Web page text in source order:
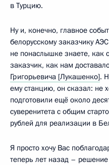
в Турцию.
Ну и, конечно, главное
белорусскому заказчику
не понаслышке знаете, как
заказчик, как нам
Григорьевича [Лукашенко].
ему станцию, он сказал: не
подготовили ещё около
суверенитета с общим
рублей для реализации в
Я просто хочу Вас
теперь лет назад –